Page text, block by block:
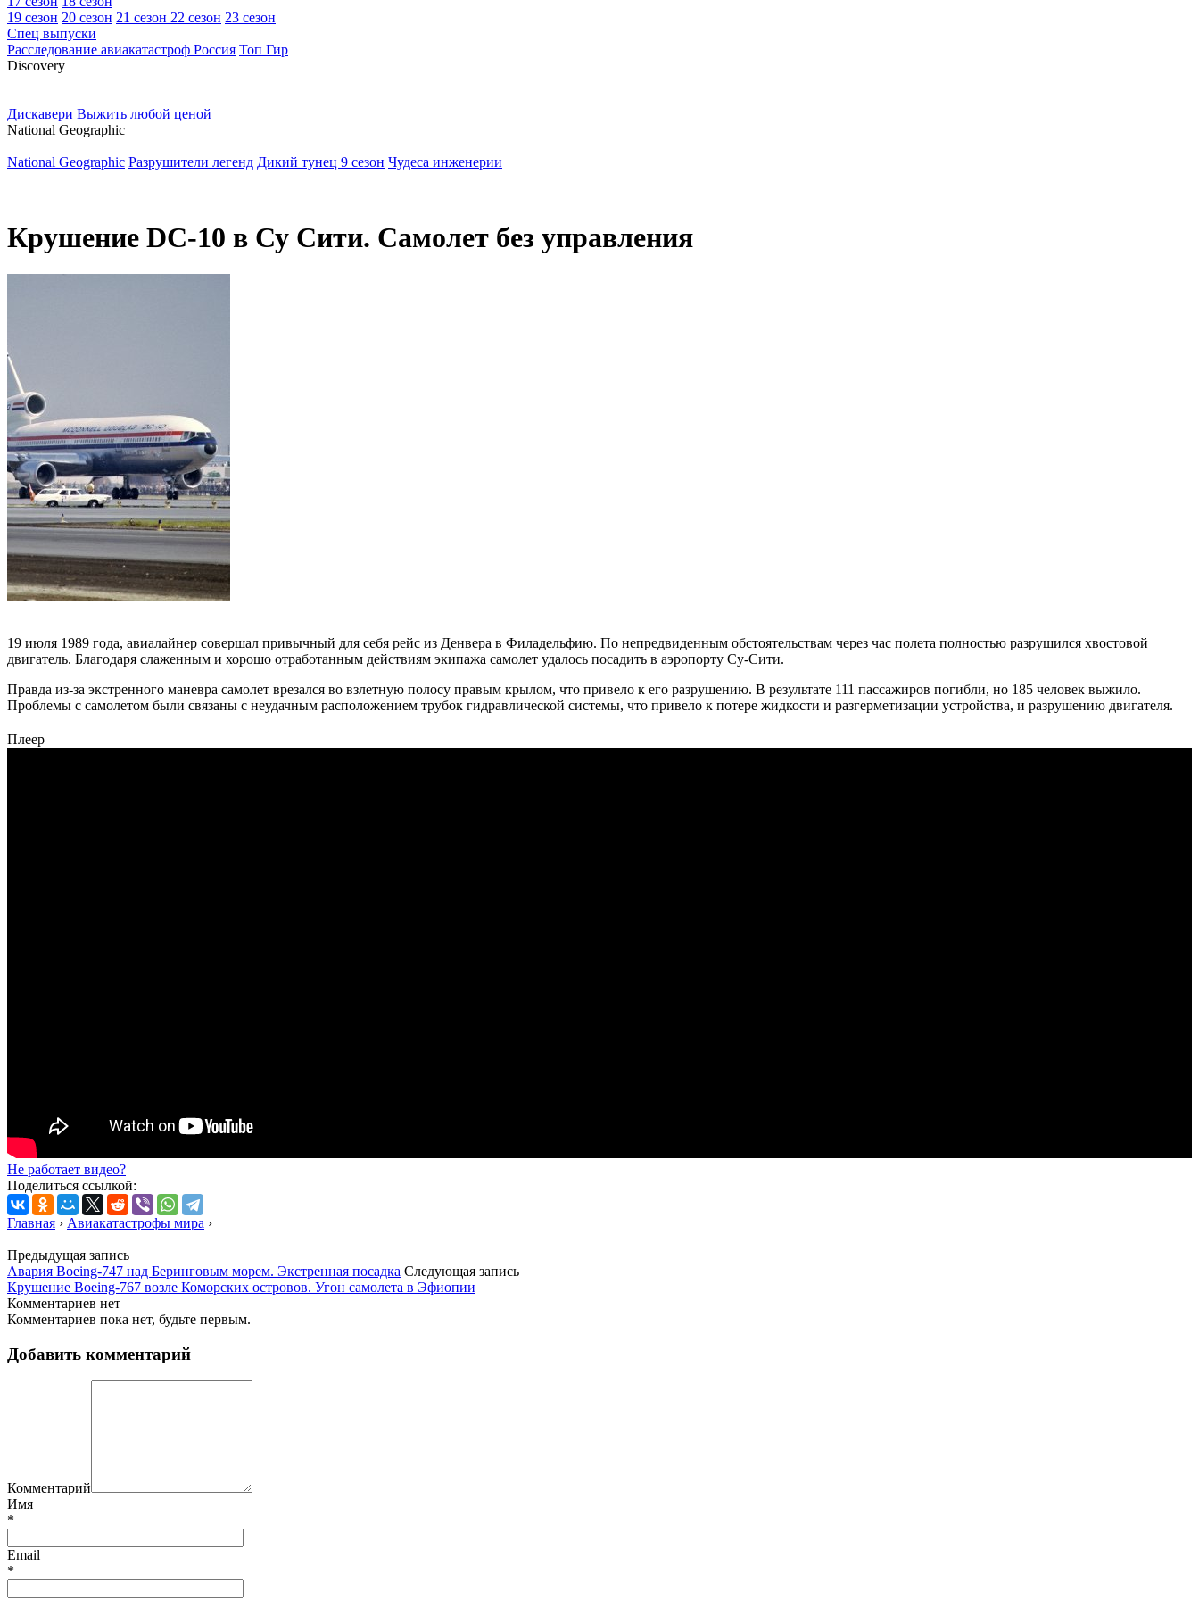
19 сезон 20 сезон 21 сезон 22 сезон 23 сезон
Спец выпуски
Расследование авиакатастроф Россия Топ Гир
Discovery
Дискавери Выжить любой ценой
National Geographic
National Geographic Разрушители легенд Дикий тунец 9 сезон Чудеса инженерии
Крушение DC-10 в Су Сити. Самолет без управления
19 июля 1989 года, авиалайнер совершал привычный для себя рейс из Денвера в Филадельфию. По непредвиденным обстоятельствам через час полета полностью разрушился хвостовой
двигатель. Благодаря слаженным и хорошо отработанным действиям экипажа самолет удалось посадить в аэропорту Су-Сити.
Правда из-за экстренного маневра самолет врезался во взлетную полосу правым крылом, что привело к его разрушению. В результате 111 пассажиров погибли, но 185 человек выжило.
Проблемы с самолетом были связаны с неудачным расположением трубок гидравлической системы, что привело к потере жидкости и разгерметизации устройства, и разрушению двигателя.
Плеер
Не работает видео?
Поделиться ссылкой:
Главная › Авиакатастрофы мира ›
Предыдущая запись
Авария Boeing-747 над Беринговым морем. Экстренная посадка Следующая запись
Крушение Boeing-767 возле Коморских островов. Угон самолета в Эфиопии
Комментариев нет
Комментариев пока нет, будьте первым.
Добавить комментарий
Комментарий
Имя
*
Email
*